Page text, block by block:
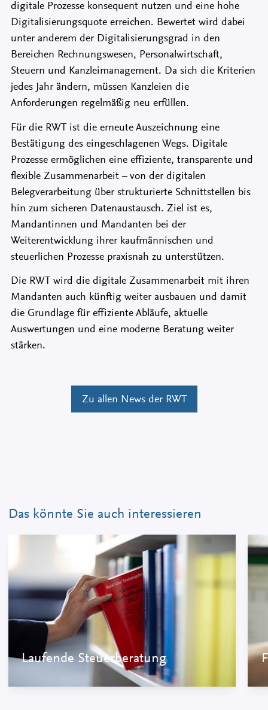
digitale Prozesse konsequent nutzen und eine hohe
Digitalisierungsquote erreichen. Bewertet wird dabei
unter anderem der Digitalisierungsgrad in den
Bereichen Rechnungswesen, Personalwirtschaft,
Steuern und Kanzleimanagement. Da sich die Kriterien
jedes Jahr ändern, müssen Kanzleien die
Anforderungen regelmäßig neu erfüllen.
Für die RWT ist die erneute Auszeichnung eine
Bestätigung des eingeschlagenen Wegs. Digitale
Prozesse ermöglichen eine effiziente, transparente und
flexible Zusammenarbeit – von der digitalen
Belegverarbeitung über strukturierte Schnittstellen bis
hin zum sicheren Datenaustausch. Ziel ist es,
Mandantinnen und Mandanten bei der
Weiterentwicklung ihrer kaufmännischen und
steuerlichen Prozesse praxisnah zu unterstützen.
Die RWT wird die digitale Zusammenarbeit mit ihren
Mandanten auch künftig weiter ausbauen und damit
die Grundlage für effiziente Abläufe, aktuelle
Auswertungen und eine moderne Beratung weiter
stärken.
Zu allen News der RWT
Das könnte Sie auch interessieren
Laufende Steuerberatung